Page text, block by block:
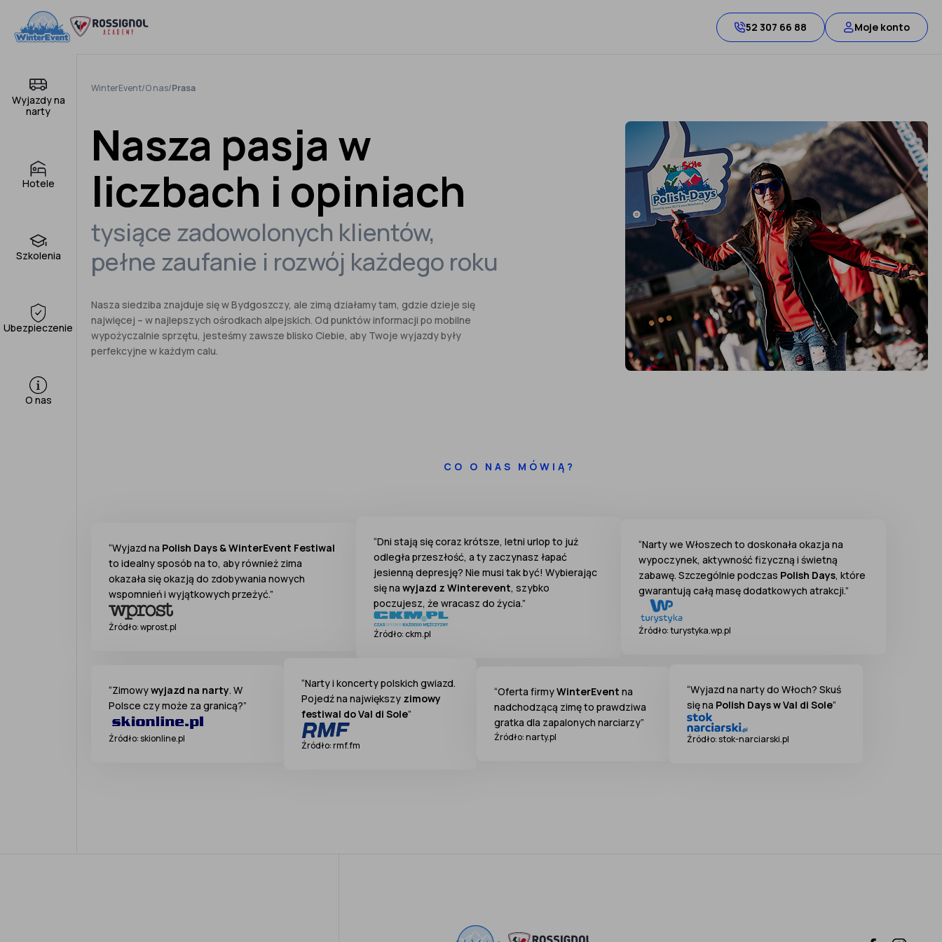
treści
52 307 66 88 Moje konto
Wyjazdy na
narty
Hotele
Szkolenia
Ubezpieczenie
O nas
WinterEvent/O nas/Prasa
Nasza pasja w
liczbach i opiniach
tysiące zadowolonych klientów,
pełne zaufanie i rozwój każdego roku
Nasza siedziba znajduje się w Bydgoszczy, ale zimą działamy tam, gdzie dzieje się
najwięcej – w najlepszych ośrodkach alpejskich. Od punktów informacji po mobilne
wypożyczalnie sprzętu, jesteśmy zawsze blisko Ciebie, aby Twoje wyjazdy były
perfekcyjne w każdym calu.
CO O NAS MÓWIĄ?
“Wyjazd na Polish Days & WinterEvent Festiwal
to idealny sposób na to, aby również zima
okazała się okazją do zdobywania nowych
wspomnień i wyjątkowych przeżyć.”
Źródło: wprost.pl
“Dni stają się coraz krótsze, letni urlop to już
odległa przeszłość, a ty zaczynasz łapać
jesienną depresję? Nie musi tak być! Wybierając
się na wyjazd z Winterevent, szybko
poczujesz, że wracasz do życia.”
Źródło: ckm.pl
“Narty we Włoszech to doskonała okazja na
wypoczynek, aktywność fizyczną i świetną
zabawę. Szczególnie podczas Polish Days, które
gwarantują całą masę dodatkowych atrakcji.”
Źródło: turystyka.wp.pl
“Zimowywyjazd na narty. W
Polsce czy może za granicą?”
Źródło: skionline.pl
“Narty i koncerty polskich gwiazd.
Pojedź na największy zimowy
festiwal do Val di Sole”
Źródło: rmf.fm
“Oferta firmyWinterEvent na
nadchodzącą zimę to prawdziwa
gratka dla zapalonych narciarzy”
Źródło: narty.pl
“Wyjazd na narty do Włoch? Skuś
się na Polish Days w Val di Sole”
Źródło: stok-narciarski.pl